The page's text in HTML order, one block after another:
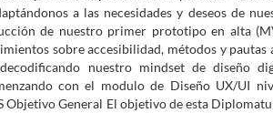
a las necesidades y deseos de
de nuestro primer prototipo en alta
sobre accesibilidad, métodos y
nuestro mindset de diseño
con el modulo de Diseño UX/UI
Objetivo General El objetivo de esta